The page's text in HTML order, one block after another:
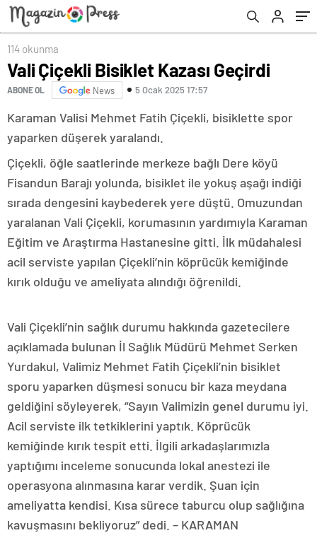
114 okunma
Vali Çiçekli Bisiklet Kazası Geçirdi
ABONE OL News 5 Ocak 2025 17:57
Karaman Valisi Mehmet Fatih Çiçekli, bisiklette spor
yaparken düşerek yaralandı.
Çiçekli, öğle saatlerinde merkeze bağlı Dere köyü
Fisandun Barajı yolunda, bisiklet ile yokuş aşağı indiği
sırada dengesini kaybederek yere düştü. Omuzundan
yaralanan Vali Çiçekli, korumasının yardımıyla Karaman
Eğitim ve Araştırma Hastanesine gitti. İlk müdahalesi
acil serviste yapılan Çiçekli’nin köprücük kemiğinde
kırık olduğu ve ameliyata alındığı öğrenildi.
Vali Çiçekli’nin sağlık durumu hakkında gazetecilere
açıklamada bulunan İl Sağlık Müdürü Mehmet Serken
Yurdakul, Valimiz Mehmet Fatih Çiçekli’nin bisiklet
sporu yaparken düşmesi sonucu bir kaza meydana
geldiğini söyleyerek, “Sayın Valimizin genel durumu iyi.
Acil serviste ilk tetkiklerini yaptık. Köprücük
kemiğinde kırık tespit etti. İlgili arkadaşlarımızla
yaptığımı inceleme sonucunda lokal anestezi ile
operasyona alınmasına karar verdik. Şuan için
ameliyatta kendisi. Kısa sürece taburcu olup sağlığına
kavuşmasını bekliyoruz” dedi. – KARAMAN